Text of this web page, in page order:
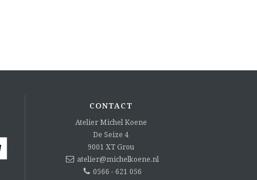
CONTACT
Atelier Michel Koene
De Seize 4
9001 XT Grou
atelier@michelkoene.nl
0566 - 621 056